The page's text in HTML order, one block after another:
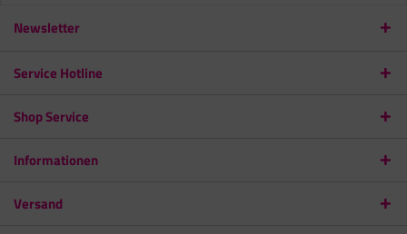
Newsletter
Service Hotline
Shop Service
Informationen
Versand